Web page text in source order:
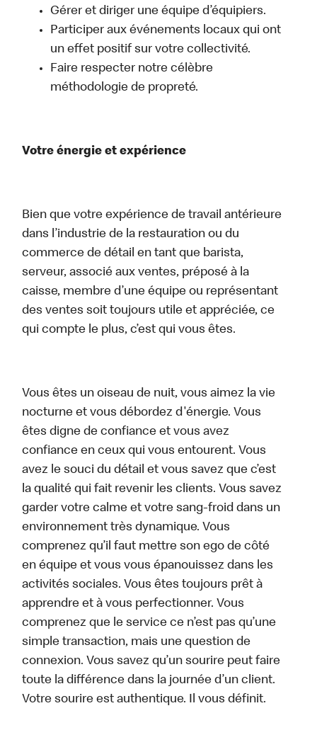
Gérer et diriger une équipe d’équipiers.
Participer aux événements locaux qui ont
un effet positif sur votre collectivité.
Faire respecter notre célèbre
méthodologie de propreté.
Votre énergie et expérience
Bien que votre expérience de travail antérieure
dans l’industrie de la restauration ou du
commerce de détail en tant que barista,
serveur, associé aux ventes, préposé à la
caisse, membre d’une équipe ou représentant
des ventes soit toujours utile et appréciée, ce
qui compte le plus, c’est qui vous êtes.
Vous êtes un oiseau de nuit, vous aimez la vie
nocturne et vous débordez d'énergie. Vous
êtes digne de confiance et vous avez
confiance en ceux qui vous entourent. Vous
avez le souci du détail et vous savez que c’est
la qualité qui fait revenir les clients. Vous savez
garder votre calme et votre sang-froid dans un
environnement très dynamique. Vous
comprenez qu’il faut mettre son ego de côté
en équipe et vous vous épanouissez dans les
activités sociales. Vous êtes toujours prêt à
apprendre et à vous perfectionner. Vous
comprenez que le service ce n’est pas qu’une
simple transaction, mais une question de
connexion. Vous savez qu’un sourire peut faire
toute la différence dans la journée d’un client.
Votre sourire est authentique. Il vous définit.